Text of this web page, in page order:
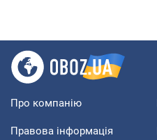
Про компанію
Правова інформація